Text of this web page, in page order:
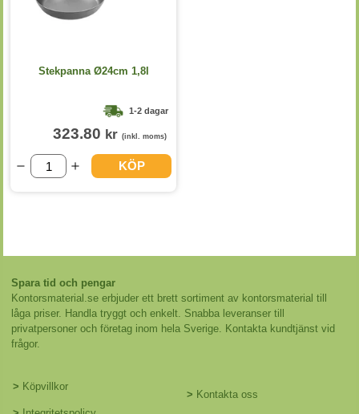
Stekpanna Ø24cm 1,8l
1-2 dagar
323.80 kr (inkl. moms)
KÖP
Spara tid och pengar
Kontorsmaterial.se erbjuder ett brett sortiment av kontorsmaterial till
låga priser. Handla tryggt och enkelt. Snabba leveranser till
privatpersoner och företag inom hela Sverige. Kontakta kundtjänst vid
frågor.
> Köpvillkor
> Kontakta oss